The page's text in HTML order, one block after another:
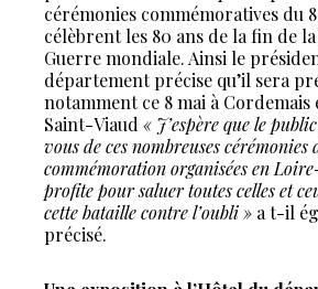
cérémonies commémoratives du 8
célèbrent les 80 ans de la fin de
Guerre mondiale. Ainsi le
département précise qu’il sera
notamment ce 8 mai à Cordemais
Saint-Viaud « J’espère que le
vous de ces nombreuses cérémonies
commémoration organisées en
profite pour saluer toutes celles et
cette bataille contre l’oubli » a t-il
précisé.